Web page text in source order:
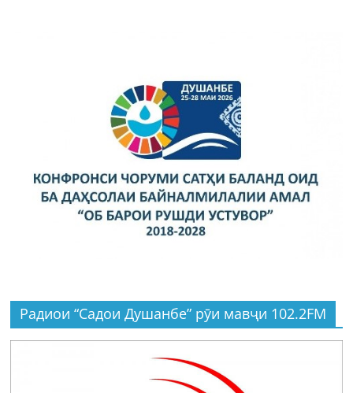
Радиои “Садои Душанбе” рӯи мавҷи 102.2FM